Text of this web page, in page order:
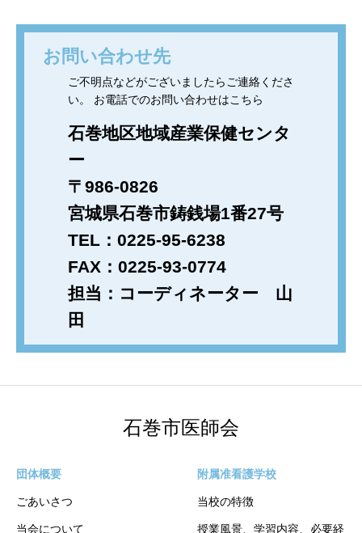
お問い合わせ先
ご不明点などがございましたらご連絡くださ
い。 お電話でのお問い合わせはこちら
石巻地区地域産業保健センタ
ー
〒986-0826
宮城県石巻市鋳銭場1番27号
TEL：0225-95-6238
FAX：0225-93-0774
担当：コーディネーター 山
田
石巻市医師会
団体概要
ごあいさつ
当会について
附属准看護学校
当校の特徴
授業風景、学習内容、必要経